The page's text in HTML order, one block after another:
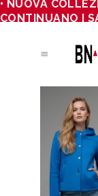
• NUOVA
CONTINUANO I